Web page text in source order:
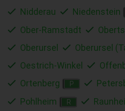
Nidderau
Niedenstein
Ober-Ramstadt
Oberursel
Oberursel
Oestrich-Winkel
Ortenberg
P
Pohlheim
R